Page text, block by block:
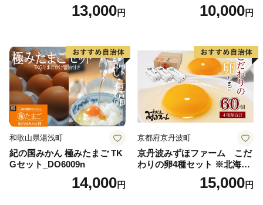
13,000円 10,000円
和歌山県湯浅町
紀の国みかん 極みたまご TK
Gセット_DO6009n
14,000円
京都府京丹波町
京丹波みずほファーム こだ
わりの卵4種セット ※北海
道・沖縄・その他離島は配送
15,000円